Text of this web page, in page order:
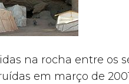
na rocha entre os
em março de